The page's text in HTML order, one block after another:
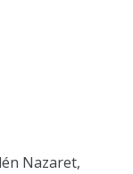
Nazaret,